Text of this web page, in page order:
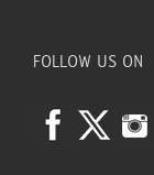
FOLLOW US ON